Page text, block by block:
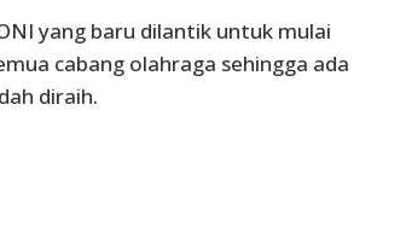
yang baru dilantik untuk mulai
cabang olahraga sehingga ada
diraih.